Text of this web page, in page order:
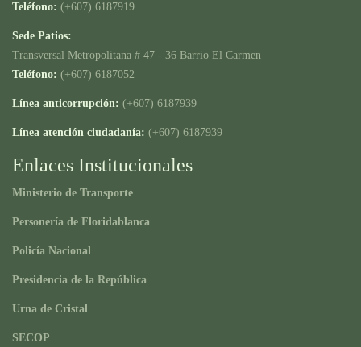
Teléfono: (+607) 6187919
Sede Patios:
Transversal Metropolitana # 47 - 36 Barrio El Carmen
Teléfono: (+607) 6187052
Línea anticorrupción: (+607) 6187939
Línea atención ciudadanía: (+607) 6187939
Enlaces Institucionales
Ministerio de Transporte
Personería de Floridablanca
Policía Nacional
Presidencia de la República
Urna de Cristal
SECOP